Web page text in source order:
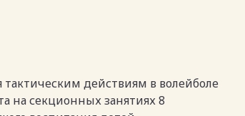
действиям в волейболе
на секционных занятиях 8